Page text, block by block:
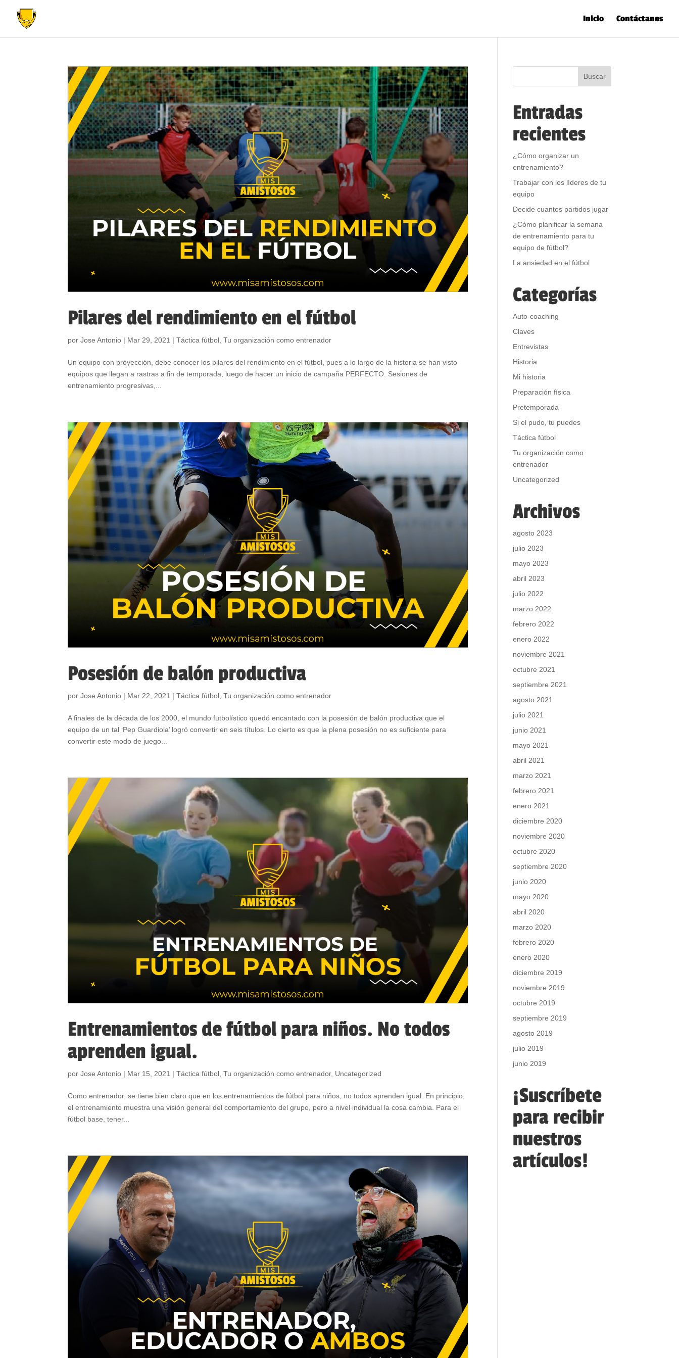
Inicio Contáctanos
Pilares del rendimiento en el fútbol
porJose Antonio | Mar 29, 2021 |Táctica fútbol ,Tu organización como entrenador
Un equipo con proyección, debe conocer los pilares del rendimiento en el fútbol, pues a lo largo de la historia se han visto
equipos que llegan a rastras a fin de temporada, luego de hacer un inicio de campaña PERFECTO. Sesiones de
entrenamiento progresivas,...
Posesión de balón productiva
porJose Antonio | Mar 22, 2021 |Táctica fútbol,Tu organización como entrenador
A finales de la década de los 2000, el mundo futbolístico quedó encantado con la posesión de balón productiva que el
equipo de un tal ‘Pep Guardiola’ logró convertir en seis títulos. Lo cierto es que la plena posesión no es suficiente para
convertir este modo de juego...
Entrenamientos de fútbol para niños. No todos
aprenden igual.
porJose Antonio | Mar 15, 2021 |Táctica fútbol,Tu organización como entrenador, Uncategorized
Como entrenador, se tiene bien claro que en los entrenamientos de fútbol para niños, no todos aprenden igual. En principio,
el entrenamiento muestra una visión general del comportamiento del grupo, pero a nivel individual la cosa cambia. Para el
fútbol base, tener...
Entradas
recientes
¿Cómo organizar un
entrenamiento?
Trabajar con los líderes de tu
equipo
Decide cuantos partidos jugar
¿Cómo planificar la semana
de entrenamiento para tu
equipo de fútbol?
La ansiedad en el fútbol
Categorías
Auto-coaching
Claves
Entrevistas
Historia
Mi historia
Preparación física
Pretemporada
Si el pudo, tu puedes
Táctica fútbol
Tu organización como
entrenador
Uncategorized
Archivos
agosto 2023
julio 2023
mayo 2023
abril 2023
julio 2022
marzo 2022
febrero 2022
enero 2022
noviembre 2021
octubre 2021
septiembre 2021
agosto 2021
julio 2021
junio 2021
mayo 2021
abril 2021
marzo 2021
febrero 2021
enero 2021
diciembre 2020
noviembre 2020
octubre 2020
septiembre 2020
junio 2020
mayo 2020
abril 2020
marzo 2020
febrero 2020
enero 2020
diciembre 2019
noviembre 2019
octubre 2019
septiembre 2019
agosto 2019
julio 2019
junio 2019
¡Suscríbete
para recibir
nuestros
artículos!